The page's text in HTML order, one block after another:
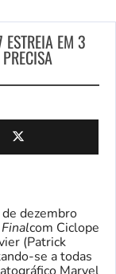
EM 3
dezembro
com Ciclope
(Patrick
se a todas